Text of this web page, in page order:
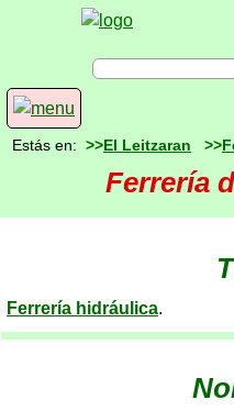
Estás en: >> El Leitzaran >>
Ferrería
Ferrería hidráulica.